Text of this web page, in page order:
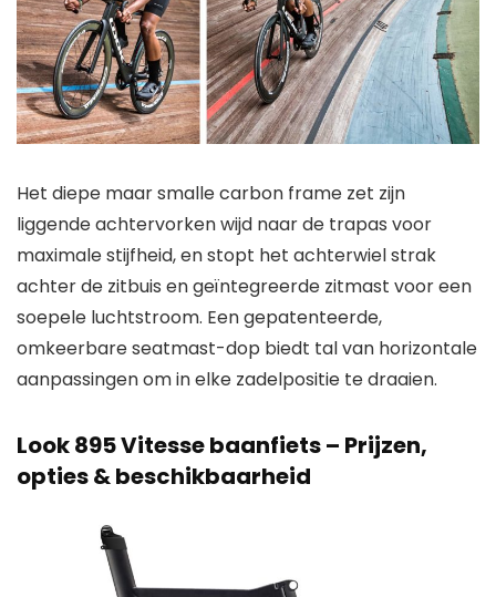
Het diepe maar smalle carbon frame zet zijn
liggende achtervorken wijd naar de trapas voor
maximale stijfheid, en stopt het achterwiel strak
achter de zitbuis en geïntegreerde zitmast voor een
soepele luchtstroom. Een gepatenteerde,
omkeerbare seatmast-dop biedt tal van horizontale
aanpassingen om in elke zadelpositie te draaien.
Look 895 Vitesse baanfiets – Prijzen,
opties & beschikbaarheid